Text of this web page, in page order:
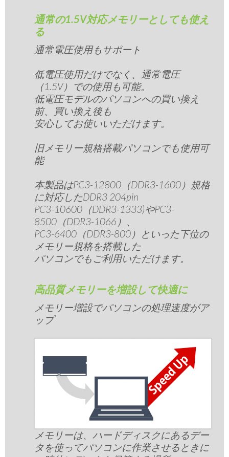
通常の1.5V対応メモリーとしても使え
る
通常電圧使用もサポート
低電圧使用だけでなく、通常電圧
（1.5V）での使用も可能。
低電圧モデルのパソコンへの買い換え
前、買い換え後も
安心してお使いいただけます。
旧メモリー規格搭載パソコンでも使用可
能
本製品はPC3-12800（DDR3-1600）規格
に対応したDDR3 204pin
PC3-10600（DDR3-1333)やPC3-
8500（DDR3-1066）、
PC3-6400（DDR3-800）といった下位の
メモリー規格を搭載した
パソコンでもご利用いただけます。
高品質メモリーを増設して快適に
メモリー増設でパソコンの処理速度がア
ップ
メモリーは、ハードディスクにあるデー
タを使ってパソコンに作業させるときに